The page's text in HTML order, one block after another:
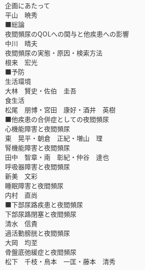
企画にあたって
平山 暁秀
■総論
夜間頻尿のQOLへの関与と他疾患への影響
中川 晴夫
夜間頻尿の実態・原因・検索方法
根来 宏光
■予防
生活環境
大林 賢史・佐伯 圭吾
食生活
松尾 朋博・宮田 康好・酒井 英樹
■他疾患の合併症としての夜間頻尿
心機能障害と夜間頻尿
東 晃平・朝倉 正紀・増山 理
腎機能障害と夜間頻尿
田中 智章・南 彰紀・仲谷 達也
呼吸器障害と夜間頻尿
新美 文彩
睡眠障害と夜間頻尿
内村 直尚
■下部尿路疾患と夜間頻尿
下部尿路閉塞と夜間頻尿
清水 信貴
過活動膀胱と夜間頻尿
大岡 均至
骨盤底弛緩症と夜間頻尿
松下 千枝・鳥本 一匡・藤本 清秀